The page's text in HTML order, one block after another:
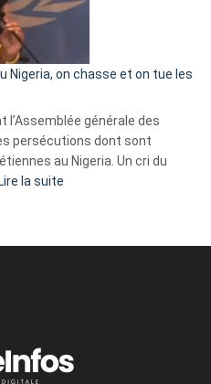
tout
parle
ses
tripes »
Nigeria, on chasse et on tue les
l’Assemblée générale des
persécutions dont sont
au Nigeria. Un cri du
la suite
Nigeria,